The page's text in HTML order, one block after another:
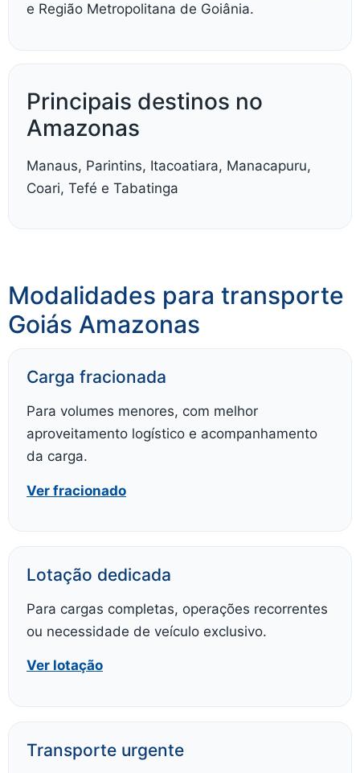
e Região Metropolitana de Goiânia.
Principais destinos no
Amazonas
Manaus, Parintins, Itacoatiara, Manacapuru,
Coari, Tefé e Tabatinga
Modalidades para transporte
Goiás Amazonas
Carga fracionada
Para volumes menores, com melhor
aproveitamento logístico e acompanhamento
da carga.
Ver fracionado
Lotação dedicada
Para cargas completas, operações recorrentes
ou necessidade de veículo exclusivo.
Ver lotação
Transporte urgente